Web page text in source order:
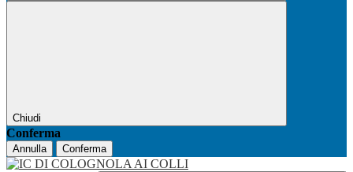
Chiudi
Conferma
Annulla Conferma